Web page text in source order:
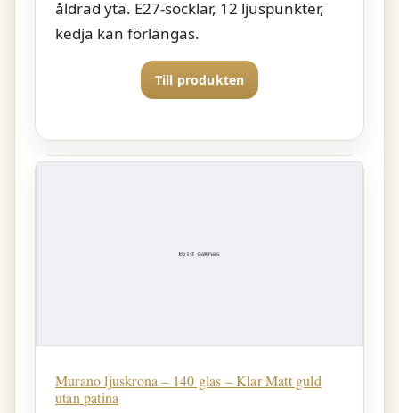
åldrad yta. E27-socklar, 12 ljuspunkter,
kedja kan förlängas.
Till produkten
Murano ljuskrona – 140 glas – Klar Matt guld
utan patina